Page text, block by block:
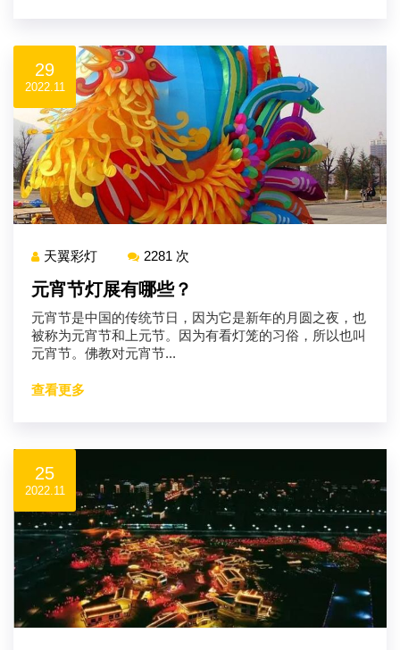
29
2022.11
天翼彩灯 2281 次
元宵节灯展有哪些？
元宵节是中国的传统节日，因为它是新年的月圆之夜，也
被称为元宵节和上元节。因为有看灯笼的习俗，所以也叫
元宵节。佛教对元宵节...
查看更多
25
2022.11